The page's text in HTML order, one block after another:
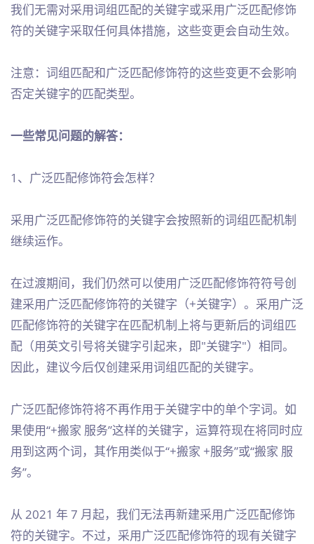
我们无需对采用词组匹配的关键字或采用广泛匹配修饰
符的关键字采取任何具体措施，这些变更会自动生效。
注意：词组匹配和广泛匹配修饰符的这些变更不会影响
否定关键字的匹配类型。
一些常见问题的解答：
1、广泛匹配修饰符会怎样？
采用广泛匹配修饰符的关键字会按照新的词组匹配机制
继续运作。
在过渡期间，我们仍然可以使用广泛匹配修饰符符号创
建采用广泛匹配修饰符的关键字（+关键字）。采用广泛
匹配修饰符的关键字在匹配机制上将与更新后的词组匹
配（用英文引号将关键字引起来，即"关键字"）相同。
因此，建议今后仅创建采用词组匹配的关键字。
广泛匹配修饰符将不再作用于关键字中的单个字词。如
果使用“+搬家 服务”这样的关键字，运算符现在将同时应
用到这两个词，其作用类似于“+搬家 +服务”或“搬家 服
务”。
从 2021 年 7 月起，我们无法再新建采用广泛匹配修饰
符的关键字。不过，采用广泛匹配修饰符的现有关键字